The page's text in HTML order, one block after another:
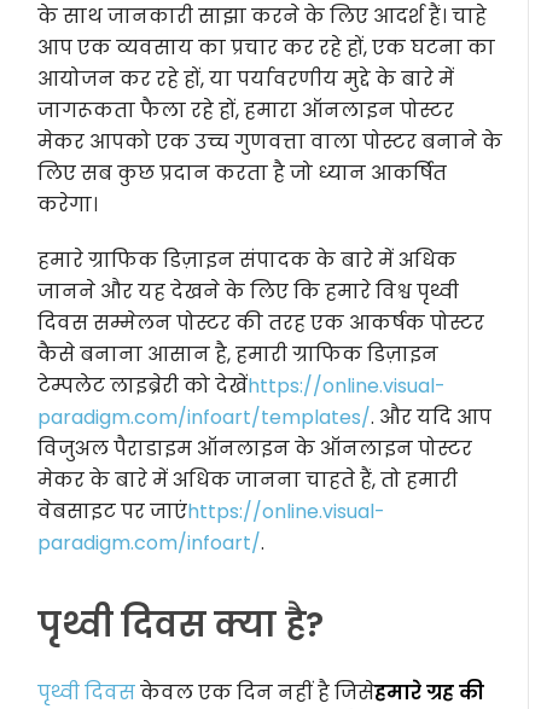
के साथ जानकारी साझा करने के लिए आदर्श हैं। चाहे
आप एक व्यवसाय का प्रचार कर रहे हों, एक घटना का
आयोजन कर रहे हों, या पर्यावरणीय मुद्दे के बारे में
जागरूकता फैला रहे हों, हमारा ऑनलाइन पोस्टर
मेकर आपको एक उच्च गुणवत्ता वाला पोस्टर बनाने के
लिए सब कुछ प्रदान करता है जो ध्यान आकर्षित
करेगा।
हमारे ग्राफिक डिज़ाइन संपादक के बारे में अधिक
जानने और यह देखने के लिए कि हमारे विश्व पृथ्वी
दिवस सम्मेलन पोस्टर की तरह एक आकर्षक पोस्टर
कैसे बनाना आसान है, हमारी ग्राफिक डिज़ाइन
टेम्पलेट लाइब्रेरी को देखेंhttps://online.visual-
paradigm.com/infoart/templates/. और यदि आप
विजुअल पैराडाइम ऑनलाइन के ऑनलाइन पोस्टर
मेकर के बारे में अधिक जानना चाहते हैं, तो हमारी
वेबसाइट पर जाएंhttps://online.visual-
paradigm.com/infoart/.
पृथ्वी दिवस क्या है?
पृथ्वी दिवसकेवल एक दिन नहीं है जिसेहमारे ग्रह की